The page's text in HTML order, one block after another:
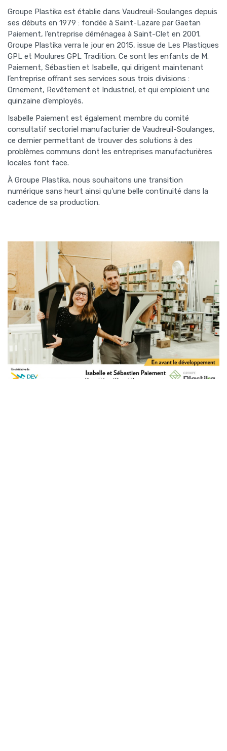
Groupe Plastika est établie dans Vaudreuil-Soulanges depuis
ses débuts en 1979 : fondée à Saint-Lazare par Gaetan
Paiement, l’entreprise déménagea à Saint-Clet en 2001.
Groupe Plastika verra le jour en 2015, issue de Les Plastiques
GPL et Moulures GPL Tradition. Ce sont les enfants de M.
Paiement, Sébastien et Isabelle, qui dirigent maintenant
l’entreprise offrant ses services sous trois divisions :
Ornement, Revêtement et Industriel, et qui emploient une
quinzaine d’employés.
Isabelle Paiement est également membre du comité
consultatif sectoriel manufacturier de Vaudreuil-Soulanges,
ce dernier permettant de trouver des solutions à des
problèmes communs dont les entreprises manufacturières
locales font face.
À Groupe Plastika, nous souhaitons une transition
numérique sans heurt ainsi qu’une belle continuité dans la
cadence de sa production.